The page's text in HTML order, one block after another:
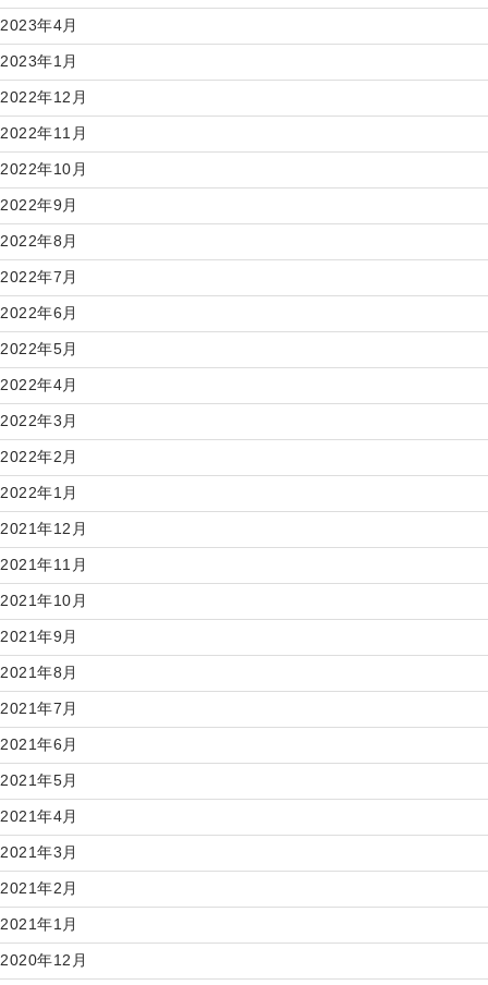
2023年4月
2023年1月
2022年12月
2022年11月
2022年10月
2022年9月
2022年8月
2022年7月
2022年6月
2022年5月
2022年4月
2022年3月
2022年2月
2022年1月
2021年12月
2021年11月
2021年10月
2021年9月
2021年8月
2021年7月
2021年6月
2021年5月
2021年4月
2021年3月
2021年2月
2021年1月
2020年12月